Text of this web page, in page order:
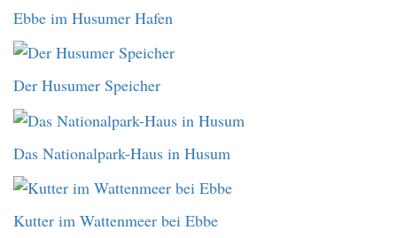
Ebbe im Husumer Hafen
Der Husumer Speicher
Das Nationalpark-Haus in Husum
Kutter im Wattenmeer bei Ebbe